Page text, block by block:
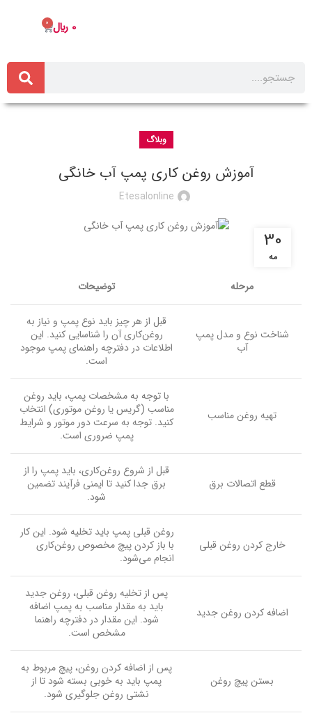
0 ﷼ 0
وبلاگ
آموزش روغن کاری پمپ آب خانگی
Etesalonline
30
مه
مرحله توضیحات
شناخت نوع و مدل پمپ
آب
قبل از هر چیز باید نوع پمپ و نیاز به
روغن‌کاری آن را شناسایی کنید. این
اطلاعات در دفترچه راهنمای پمپ موجود
است.
تهیه روغن مناسب
با توجه به مشخصات پمپ، باید روغن
مناسب (گریس یا روغن موتوری) انتخاب
کنید. توجه به سرعت دور موتور و شرایط
پمپ ضروری است.
قطع اتصالات برق
قبل از شروع روغن‌کاری، باید پمپ را از
برق جدا کنید تا ایمنی فرآیند تضمین
شود.
خارج کردن روغن قبلی
روغن قبلی پمپ باید تخلیه شود. این کار
با باز کردن پیچ مخصوص روغن‌کاری
انجام می‌شود.
اضافه کردن روغن جدید
پس از تخلیه روغن قبلی، روغن جدید
باید به مقدار مناسب به پمپ اضافه
شود. این مقدار در دفترچه راهنما
مشخص است.
بستن پیچ روغن
پس از اضافه کردن روغن، پیچ مربوط به
پمپ باید به خوبی بسته شود تا از
نشتی روغن جلوگیری شود.